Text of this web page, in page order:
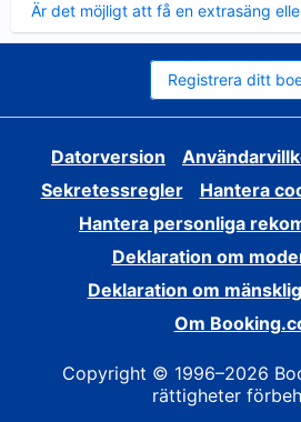
Är det möjligt att få en extrasäng
mindre
Registrera ditt
Datorversion
Sekretessregler
Hantera
Hantera personliga
Deklaration om
Deklaration om
Om
Copyright © 1996–2026
rättigheter